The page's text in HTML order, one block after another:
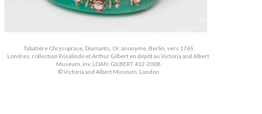
Tabatière Chrysoprase, Diamants, Or. anonyme, Berlin, vers 1765
Londres, collection Rosalinde et Arthur Gilbert en dépôt au Victoria and Albert
Museum, inv. LOAN: GILBERT.412-2008
© Victoria and Albert Museum, London